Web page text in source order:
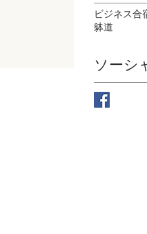
ビジネス合
躰道
ソーシ